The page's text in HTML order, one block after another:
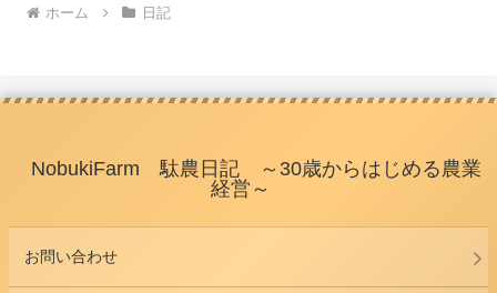
ホーム 日記
NobukiFarm 駄農日記 ～30歳からはじめる農業
経営～
お問い合わせ